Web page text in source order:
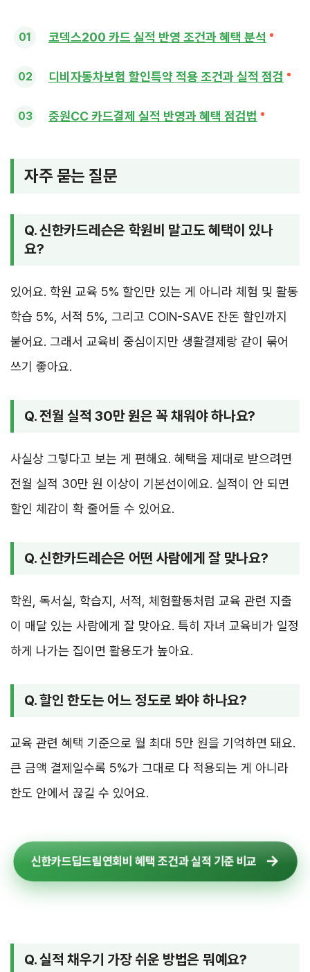
코덱스200 카드 실적 반영 조건과 혜택 분석
디비자동차보험 할인특약 적용 조건과 실적 점검
중원CC 카드결제 실적 반영과 혜택 점검법
자주 묻는 질문
Q. 신한카드레슨은 학원비 말고도 혜택이 있나
요?
있어요. 학원 교육 5% 할인만 있는 게 아니라 체험 및 활동
학습 5%, 서적 5%, 그리고 COIN-SAVE 잔돈 할인까지
붙어요. 그래서 교육비 중심이지만 생활결제랑 같이 묶어
쓰기 좋아요.
Q. 전월 실적 30만 원은 꼭 채워야 하나요?
사실상 그렇다고 보는 게 편해요. 혜택을 제대로 받으려면
전월 실적 30만 원 이상이 기본선이에요. 실적이 안 되면
할인 체감이 확 줄어들 수 있어요.
Q. 신한카드레슨은 어떤 사람에게 잘 맞나요?
학원, 독서실, 학습지, 서적, 체험활동처럼 교육 관련 지출
이 매달 있는 사람에게 잘 맞아요. 특히 자녀 교육비가 일정
하게 나가는 집이면 활용도가 높아요.
Q. 할인 한도는 어느 정도로 봐야 하나요?
교육 관련 혜택 기준으로 월 최대 5만 원을 기억하면 돼요.
큰 금액 결제일수록 5%가 그대로 다 적용되는 게 아니라
한도 안에서 끊길 수 있어요.
신한카드딥드림연회비 혜택 조건과 실적 기준 비교
Q. 실적 채우기 가장 쉬운 방법은 뭐예요?